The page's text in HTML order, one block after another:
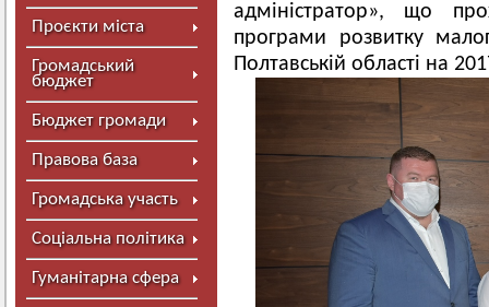
Проєкти міста
Громадський
бюджет
Бюджет громади
Правова база
Громадська участь
Соціальна політика
Гуманітарна сфера
адміністратор», що
програми розвитку
Полтавській області на